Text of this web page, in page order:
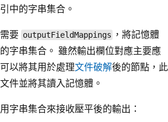
中的字串集合。
要 outputFieldMappings ，將記憶體
字串集合。 雖然輸出欄位對應主要應
以將其用於處理文件破解後的節點，此
件並將其讀入記憶體。
字串集合來接收壓平後的輸出：